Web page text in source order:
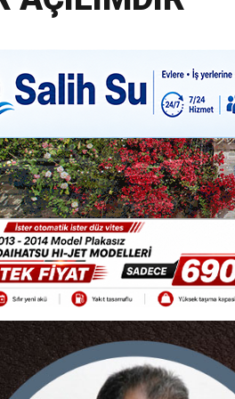
13:49 İran, Hürmüz’de
13:42 BEROVA: HAYAT
20:30 Cumhurbaşkanı